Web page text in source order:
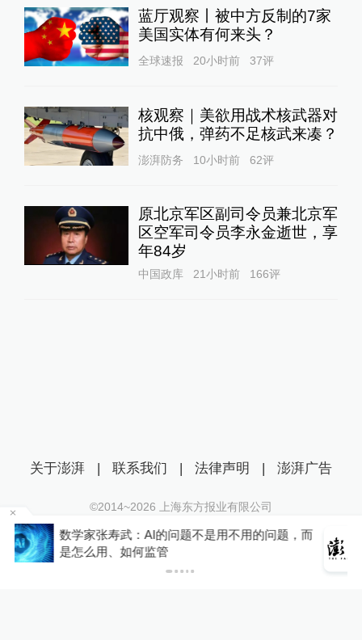
蓝厅观察丨被中方反制的7家
美国实体有何来头？
全球速报 20小时前 37评
核观察｜美欲用战术核武器对
抗中俄，弹药不足核武来凑？
澎湃防务 10小时前 62评
原北京军区副司令员兼北京军
区空军司令员李永金逝世，享
年84岁
中国政库 21小时前 166评
你有权知道更多
下载澎湃新闻客户端
下载APP
而
关于澎湃 | 联系我们 | 法律声明 | 澎湃广告
©2014~2026 上海东方报业有限公司
沪ICP证：沪B2-20170116 | 沪ICP备14003370号
互联网新闻信息服务许可证：31120170006
沪公网安备 31010602000299号